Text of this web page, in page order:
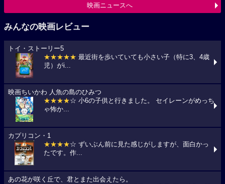
映画ニュースへ
みんなの映画レビュー
トイ・ストーリー5
★★★★★ 最近街を歩いていても小さい子（特に3、4歳
児）がi...
映画ちいかわ 人魚の島のひみつ
★★★★☆ 小6の子供と行きました。 セイレーンがめっち
ゃ怖か...
カプリコン・1
★★★★☆ ずいぶん前に見た感じがしますが、面白かっ
たです。作...
あの花が咲く丘で、君とまた出会えたら。